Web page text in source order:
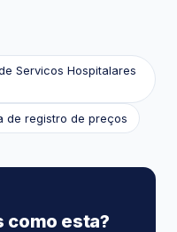
Servicos Hospitalares
de registro de preços
como esta?